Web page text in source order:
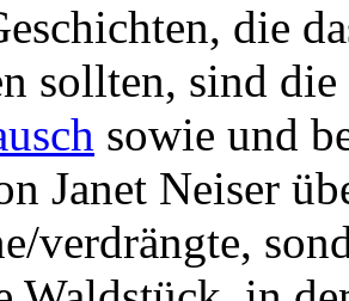
die
sollten, sind die
sowie und
Janet Neiser
verdrängte,